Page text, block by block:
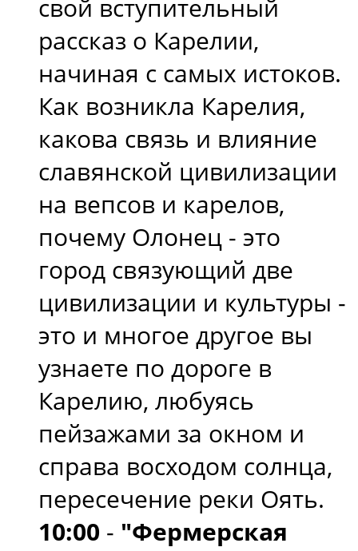
свой вступительный
рассказ о Карелии,
начиная с самых истоков.
Как возникла Карелия,
какова связь и влияние
славянской цивилизации
на вепсов и карелов,
почему Олонец - это
город связующий две
цивилизации и культуры -
это и многое другое вы
узнаете по дороге в
Карелию, любуясь
пейзажами за окном и
справа восходом солнца,
пересечение реки Оять.
10:00 - "Фермерская